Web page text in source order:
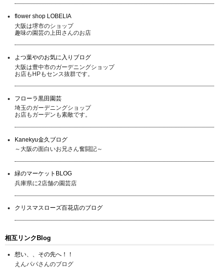
flower shop LOBELIA
大阪は堺市のショップ
趣味の園芸の上田さんのお店
よつ葉やのお気に入りブログ
大阪は豊中市のガーデニングショップ
お店もHPもセンス抜群です。
フローラ黒田園芸
埼玉のガーデニングショップ
お店もガーデンも素敵です。
Kanekyu金久ブログ
～大阪の面白いお兄さん奮闘記～
緑のマーケットBLOG
兵庫県に2店舗の園芸店
クリスマスローズ百花店のブログ
相互リンクBlog
想い、、その先へ！！
えんパパさんのブログ